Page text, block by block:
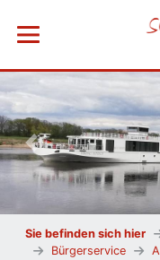
Menü öffnen
Vorheriges Bild
Sie befinden sich hier
Bürgerservice